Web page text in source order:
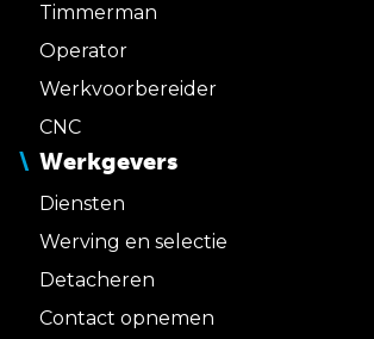
Timmerman
Operator
Werkvoorbereider
CNC
Werkgevers
Diensten
Werving en selectie
Detacheren
Contact opnemen